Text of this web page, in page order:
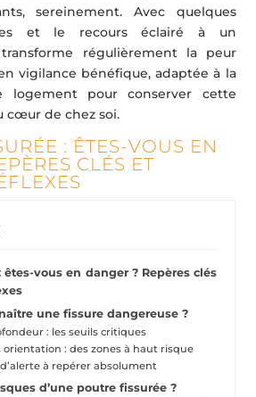
sereinement. Avec quelques
et le recours éclairé à un
régulièrement la peur
vigilance bénéfique, adaptée à la
logement pour conserver cette
cœur de chez soi.
: ÊTES-VOUS EN
CLÉS ET
êtes-vous en danger ? Repères clés
une fissure dangereuse ?
: les seuils critiques
orientation : des zones à haut risque
à repérer absolument
d’une poutre fissurée ?